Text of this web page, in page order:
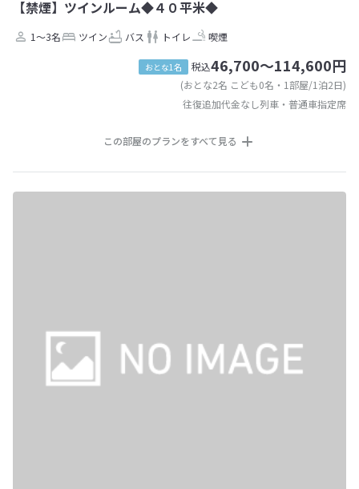
【禁煙】ツインルーム◆４０平米◆
1～3名 ツイン バス トイレ 喫煙
おとな1名 税込46,700～114,600円
(おとな2名 こども0名・1部屋/1泊2日)
往復追加代金なし列車・普通車指定席
この部屋のプランをすべて見る